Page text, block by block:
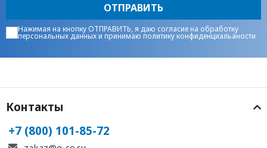
ОТПРАВИТЬ
Нажимая на кнопку ОТПРАВИТЬ, я даю согласие на обработку
персональных данныхи принимаюполитику конфиденциальаности
Контакты
+7 (800) 101-85-72